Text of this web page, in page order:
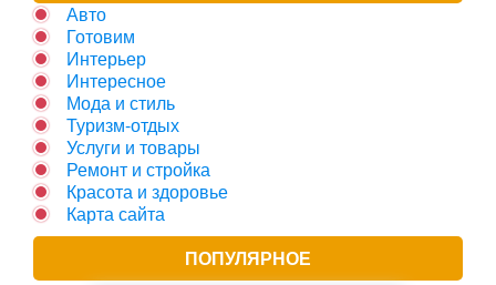
Авто
Готовим
Интерьер
Интересное
Мода и стиль
Туризм-отдых
Услуги и товары
Ремонт и стройка
Красота и здоровье
Карта сайта
ПОПУЛЯРНОЕ